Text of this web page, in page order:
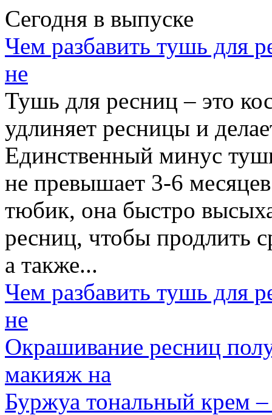
Сегодня в выпуске
Чем разбавить тушь для
не
Тушь для ресниц – это
удлиняет ресницы и
Единственный минус
не превышает 3-6
тюбик, она быстро
ресниц, чтобы продлить
a также...
Чем разбавить тушь для
не
Окрашивание ресниц
макияж на
Буржуа тональный крем